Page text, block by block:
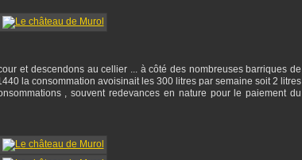
et descendons au cellier ... à côté des nombreuses barriques de
la consommation avoisinait les 300 litres par semaine soit 2 litres
, souvent redevances en nature pour le paiement du